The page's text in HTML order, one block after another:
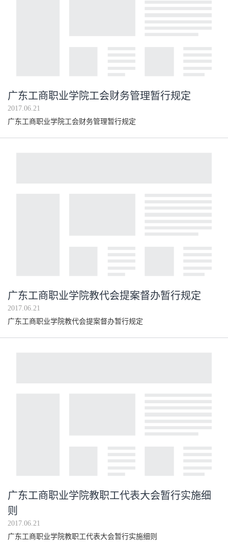
广东工商职业学院工会财务管理暂行规定
2017.06.21
广东工商职业学院工会财务管理暂行规定
广东工商职业学院教代会提案督办暂行规定
2017.06.21
广东工商职业学院教代会提案督办暂行规定
广东工商职业学院教职工代表大会暂行实施细
则
2017.06.21
广东工商职业学院教职工代表大会暂行实施细则